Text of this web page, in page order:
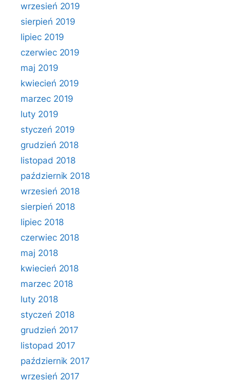
wrzesień 2019
sierpień 2019
lipiec 2019
czerwiec 2019
maj 2019
kwiecień 2019
marzec 2019
luty 2019
styczeń 2019
grudzień 2018
listopad 2018
październik 2018
wrzesień 2018
sierpień 2018
lipiec 2018
czerwiec 2018
maj 2018
kwiecień 2018
marzec 2018
luty 2018
styczeń 2018
grudzień 2017
listopad 2017
październik 2017
wrzesień 2017